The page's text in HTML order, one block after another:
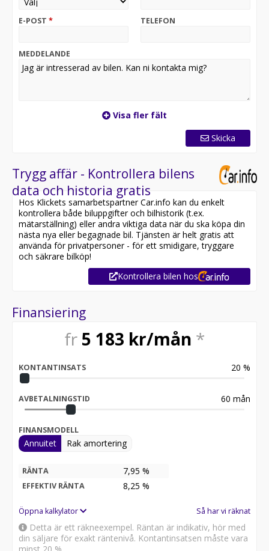
E-POST * TELEFON
MEDDELANDE
Visa fler fält
Skicka
Trygg affär - Kontrollera bilens
data och historia gratis
Hos Klickets samarbetspartner Car.info kan du enkelt
kontrollera både biluppgifter och bilhistorik (t.ex.
mätarställning) eller andra viktiga data när du ska köpa din
nästa nya eller begagnade bil. Tjänsten är helt gratis att
använda för privatpersoner - för ett smidigare, tryggare
och säkrare bilköp!
Kontrollera bilen hos
Finansiering
fr 5 183 kr/mån *
KONTANTINSATS 20 %
AVBETALNINGSTID 60 mån
FINANSMODELL
Annuitet Rak amortering
RÄNTA 7,95 %
EFFEKTIV RÄNTA 8,25 %
Öppna kalkylator Så har vi räknat
Detta är ett räkneexempel. Räntan är indikativ, hör med
din säljare för exakt räntenivå. Kontantinsatsen måste vara
minst 20 %.